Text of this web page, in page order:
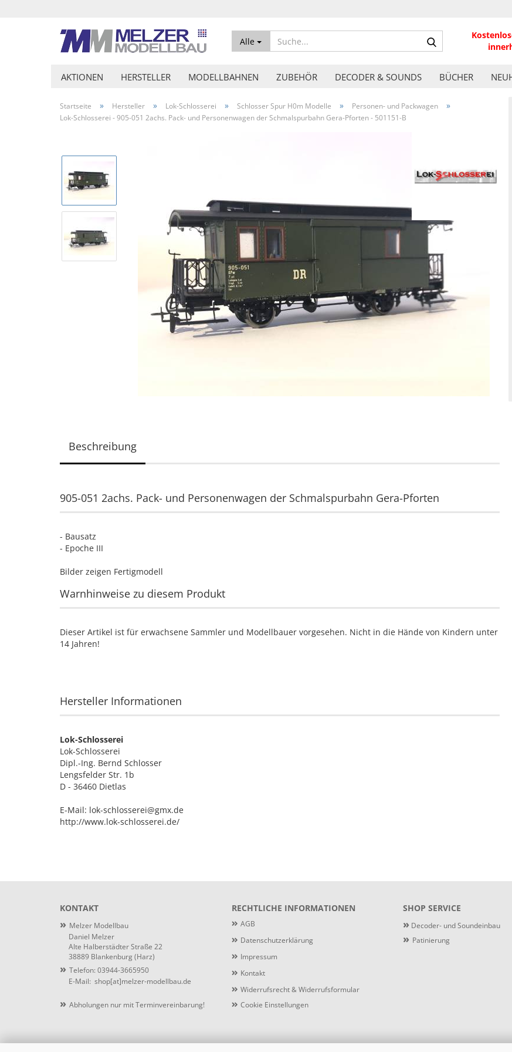
Alle
Suche...
AKTIONEN HERSTELLER MODELLBAHNEN ZUBEHÖR DECODER & SOUNDS BÜCHER
Startseite » Hersteller » Lok-Schlosserei » Schlosser Spur H0m Modelle » Personen- und Packwagen »
Lok-Schlosserei - 905-051 2achs. Pack- und Personenwagen der Schmalspurbahn Gera-Pforten - 501151-B
Beschreibung
905-051 2achs. Pack- und Personenwagen der Schmalspurbahn Gera-Pforten
- Bausatz
- Epoche III
Bilder zeigen Fertigmodell
Warnhinweise zu diesem Produkt
Dieser Artikel ist für erwachsene Sammler und Modellbauer vorgesehen. Nicht in die Hände von Kindern unter
14 Jahren!
Hersteller Informationen
Lok-Schlosserei
Lok-Schlosserei
Dipl.-Ing. Bernd Schlosser
Lengsfelder Str. 1b
D - 36460 Dietlas
E-Mail: lok-schlosserei@gmx.de
http://www.lok-schlosserei.de/
RECHTLICHE INFORMATIONEN
AGB
Datenschutzerklärung
Impressum
Kontakt
Widerrufsrecht & Widerrufsformular
Cookie Einstellungen
SHOP SERVICE
» Decoder- und Soundeinbau
» Patinierung
KONTAKT
» Melzer Modellbau
Daniel Melzer
Alte Halberstädter Straße 22
38889 Blankenburg (Harz)
» Telefon: 03944-3665950
E-Mail: shop[at]melzer-modellbau.de
» Abholungen nur mit Terminvereinbarung!